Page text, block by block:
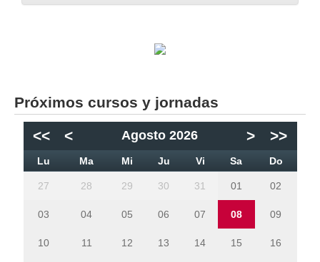
Próximos cursos y jornadas
<< < Agosto 2026 > >>
Lu Ma Mi Ju Vi Sa Do
27 28 29 30 31 01 02
03 04 05 06 07 08 09
10 11 12 13 14 15 16